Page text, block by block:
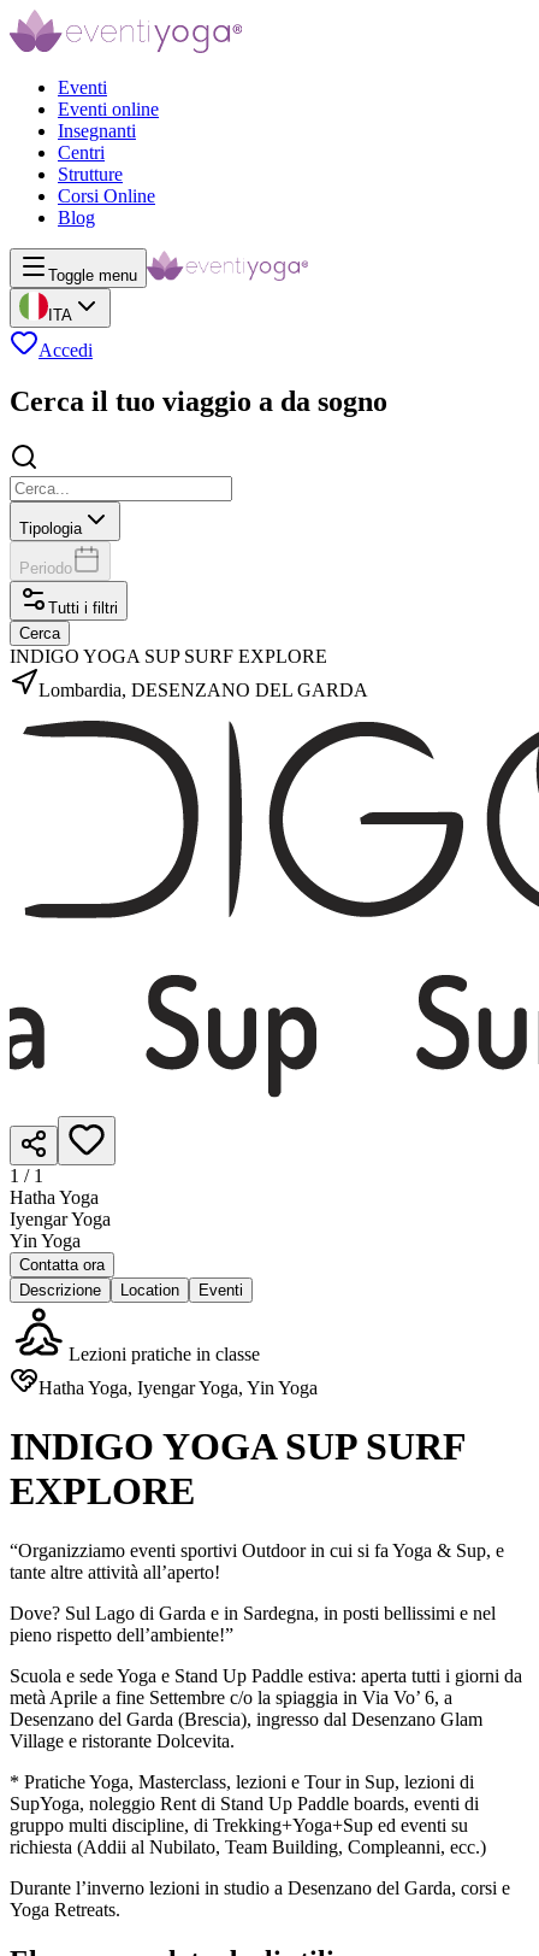
Eventi
Eventi online
Insegnanti
Centri
Strutture
Corsi Online
Blog
Toggle menu
ITA
Accedi
Cerca il tuo viaggio a da sogno
Tipologia
Periodo
Tutti i filtri
Cerca
INDIGO YOGA SUP SURF EXPLORE
Lombardia, DESENZANO DEL GARDA
1 / 1
Hatha Yoga
Iyengar Yoga
Yin Yoga
Contatta ora
Descrizione
Location Eventi
Lezioni pratiche in classe
Hatha Yoga, Iyengar Yoga, Yin Yoga
INDIGO YOGA SUP SURF
EXPLORE
“Organizziamo eventi sportivi Outdoor in cui si fa Yoga & Sup, e
tante altre attività all’aperto!
Dove? Sul Lago di Garda e in Sardegna, in posti bellissimi e nel
pieno rispetto dell’ambiente!”
Scuola e sede Yoga e Stand Up Paddle estiva: aperta tutti i giorni da
metà Aprile a fine Settembre c/o la spiaggia in Via Vo’ 6, a
Desenzano del Garda (Brescia), ingresso dal Desenzano Glam
Village e ristorante Dolcevita.
* Pratiche Yoga, Masterclass, lezioni e Tour in Sup, lezioni di
SupYoga, noleggio Rent di Stand Up Paddle boards, eventi di
gruppo multi discipline, di Trekking+Yoga+Sup ed eventi su
richiesta (Addii al Nubilato, Team Building, Compleanni, ecc.)
Durante l’inverno lezioni in studio a Desenzano del Garda, corsi e
Yoga Retreats.